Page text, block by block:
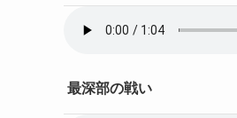
最深部の戦い